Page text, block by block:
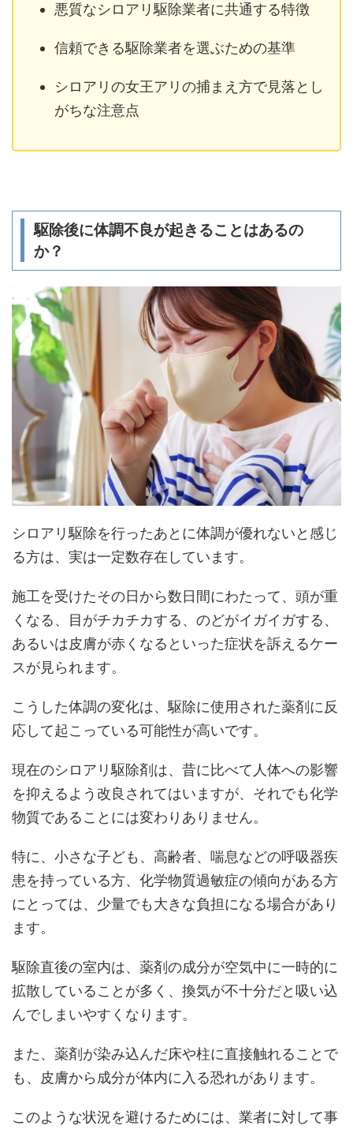
悪質なシロアリ駆除業者に共通する特徴
信頼できる駆除業者を選ぶための基準
シロアリの女王アリの捕まえ方で見落とし
がちな注意点
駆除後に体調不良が起きることはあるの
か？
シロアリ駆除を行ったあとに体調が優れないと感じ
る方は、実は一定数存在しています。
施工を受けたその日から数日間にわたって、頭が重
くなる、目がチカチカする、のどがイガイガする、
あるいは皮膚が赤くなるといった症状を訴えるケー
スが見られます。
こうした体調の変化は、駆除に使用された薬剤に反
応して起こっている可能性が高いです。
現在のシロアリ駆除剤は、昔に比べて人体への影響
を抑えるよう改良されてはいますが、それでも化学
物質であることには変わりありません。
特に、小さな子ども、高齢者、喘息などの呼吸器疾
患を持っている方、化学物質過敏症の傾向がある方
にとっては、少量でも大きな負担になる場合があり
ます。
駆除直後の室内は、薬剤の成分が空気中に一時的に
拡散していることが多く、換気が不十分だと吸い込
んでしまいやすくなります。
また、薬剤が染み込んだ床や柱に直接触れることで
も、皮膚から成分が体内に入る恐れがあります。
このような状況を避けるためには、業者に対して事